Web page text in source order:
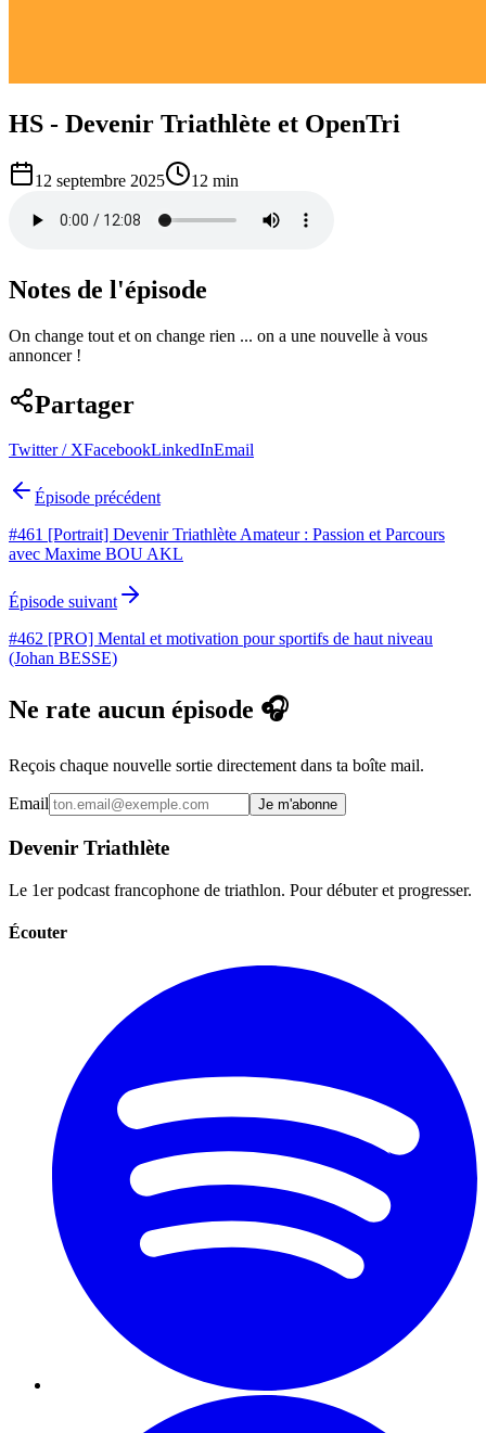
HS - Devenir Triathlète et OpenTri
12 septembre 2025 12 min
Notes de l'épisode
On change tout et on change rien ... on a une nouvelle à vous
annoncer !
Partager
Twitter / XFacebookLinkedInEmail
Épisode précédent
#461 [Portrait] Devenir Triathlète Amateur : Passion et Parcours
avec Maxime BOU AKL
Épisode suivant
#462 [PRO] Mental et motivation pour sportifs de haut niveau
(Johan BESSE)
Ne rate aucun épisode 🎧
Reçois chaque nouvelle sortie directement dans ta boîte mail.
Email Je m'abonne
Devenir Triathlète
Le 1er podcast francophone de triathlon. Pour débuter et progresser.
Écouter